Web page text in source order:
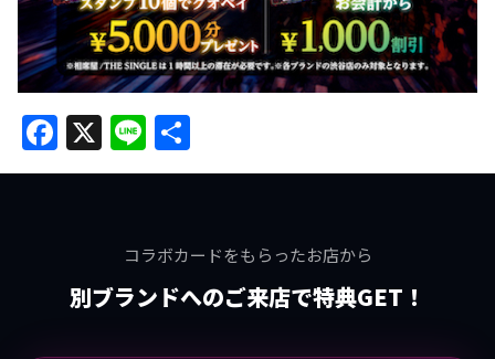
Facebook
X Line
有
コラボカードをもらったお店から
別ブランドへのご来店で特典GET！